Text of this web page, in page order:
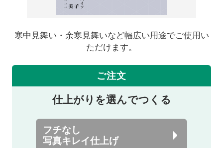
寒中見舞い・余寒見舞いなど幅広い用途でご使用い
ただけます。
ご注文
仕上がりを選んでつくる
フチなし
写真キレイ仕上げ